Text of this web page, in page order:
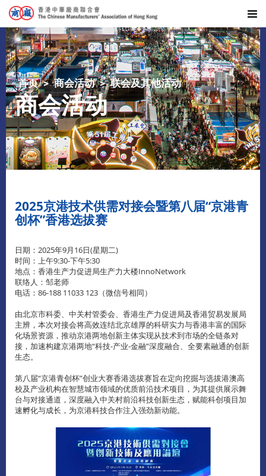
首页 商会活动 联会及其他活动
商会活动
2025京港技术供需对接会暨第八届“京港青
创杯”香港选拔赛
日期：2025年9⽉16⽇(星期二)
时间：上午9:30-下午5:30
地点：香港⽣产⼒促进局⽣产⼒⼤楼InnoNetwork
联络人：邹老师
电话：86-188 11033 123（微信号相同）
由北京市科委、中关村管委会、香港⽣产⼒促进局及香港贸易发展局
主辨，本次对接会将⾼效连结北京雄厚的科研实⼒与香港丰富的国际
化场景资源，推动京港两地创新主体实现从技术到市场的全链条对
接，加速构建京港两地“科技-产业-⾦融”深度融合、全要素融通的创新
⽣态。
第八届“京港青创杯”创业⼤赛香港选拔赛旨在定向挖掘与选拔港澳⾼
校及产业机构在智慧城市领域的优质前沿技术项⽬，为其提供展⽰舞
台与对接通道，深度融入中关村前沿科技创新⽣态，赋能科创项⽬加
速孵化与成长，为京港科技合作注入强劲新动能。